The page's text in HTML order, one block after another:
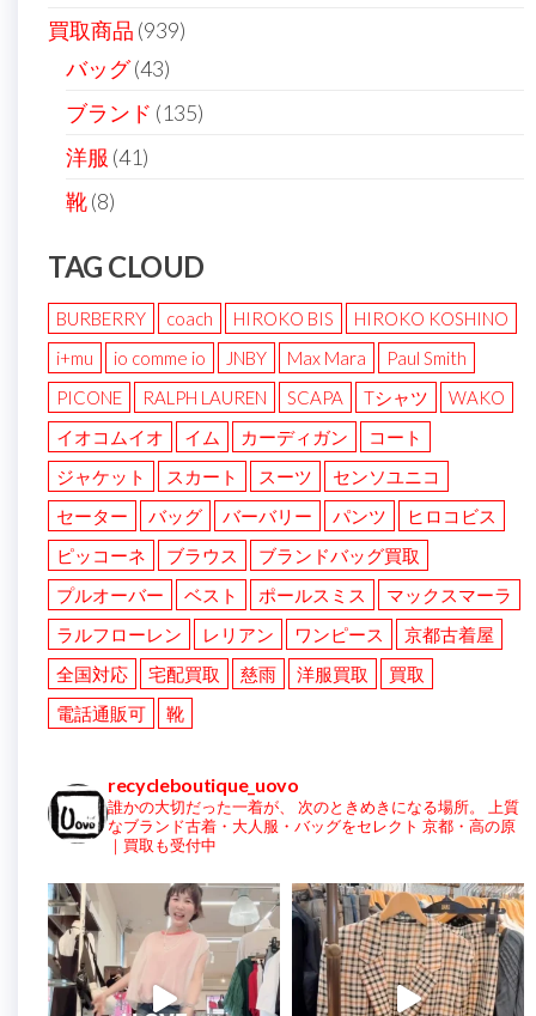
買取商品 (939)
バッグ(43)
ブランド (135)
洋服 (41)
靴(8)
TAG CLOUD
BURBERRY coach HIROKO BIS
HIROKO KOSHINO
i+mu
io comme io JNBY Max Mara
Paul Smith
PICONE
RALPH LAUREN SCAPA Tシャツ
WAKO
イオコムイオ
イム カーディガン
コート
ジャケット
スカート スーツ
センソユニコ
セーター
バッグ バーバリー パンツ
ヒロコビス
ピッコーネ
ブラウス
ブランドバッグ買取
プルオーバー
ベスト ポールスミス
マックスマーラ
ラルフローレン
レリアン ワンピース
京都古着屋
全国対応
宅配買取 慈雨 洋服買取
買取
電話通販可
靴
recycleboutique_uovo
誰かの大切だった一着が、 次のときめきになる場所。
上質
なブランド古着・大人服・バッグをセレクト 京都・高の原
｜買取も受付中